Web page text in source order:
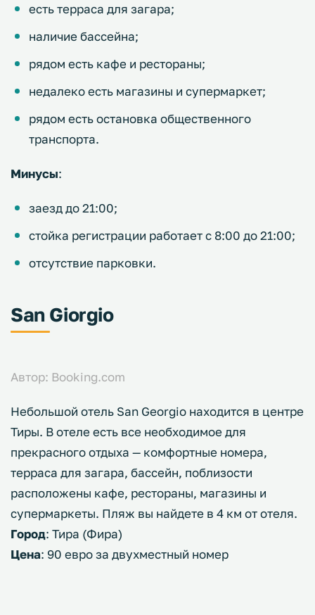
есть терраса для загара;
наличие бассейна;
рядом есть кафе и рестораны;
недалеко есть магазины и супермаркет;
рядом есть остановка общественного
транспорта.
Минусы:
заезд до 21:00;
стойка регистрации работает с 8:00 до 21:00;
отсутствие парковки.
San Giorgio
Автор: Booking.com
Небольшой отель San Georgio находится в центре
Тиры. В отеле есть все необходимое для
прекрасного отдыха — комфортные номера,
терраса для загара, бассейн, поблизости
расположены кафе, рестораны, магазины и
супермаркеты. Пляж вы найдете в 4 км от отеля.
Город: Тира (Фира)
Цена: 90 евро за двухместный номер